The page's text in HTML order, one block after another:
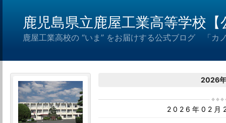
鹿児島県立鹿屋工業高等学校
鹿屋工業高校の “いま” をお届けする公式ブログ 「カ
2026
2026年02月